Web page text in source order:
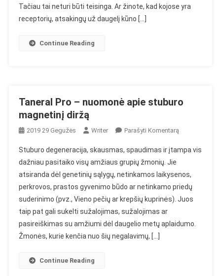
Įdėklus
Tačiau tai neturi būti teisinga. Ar žinote, kad kojose yra
receptorių, atsakingų už daugelį kūno […]
Continue Reading
Taneral Pro – nuomonė apie stuburo
magnetinį diržą
2019 29 Gegužės Writer Parašyti KomentarąOn
Pro
Nuomonė
Apie
Stuburo
Diržą
Stuburo degeneracija, skausmas, spaudimas ir įtampa vis
dažniau pasitaiko visų amžiaus grupių žmonių. Jie
atsiranda dėl genetinių sąlygų, netinkamos laikysenos,
perkrovos, prastos gyvenimo būdo ar netinkamo priedų
suderinimo (pvz., Vieno pečių ar krepšių kuprinės). Juos
taip pat gali sukelti sužalojimas, sužalojimas ar
pasireiškimas su amžiumi dėl daugelio metų aplaidumo.
Žmonės, kurie kenčia nuo šių negalavimų, […]
Continue Reading